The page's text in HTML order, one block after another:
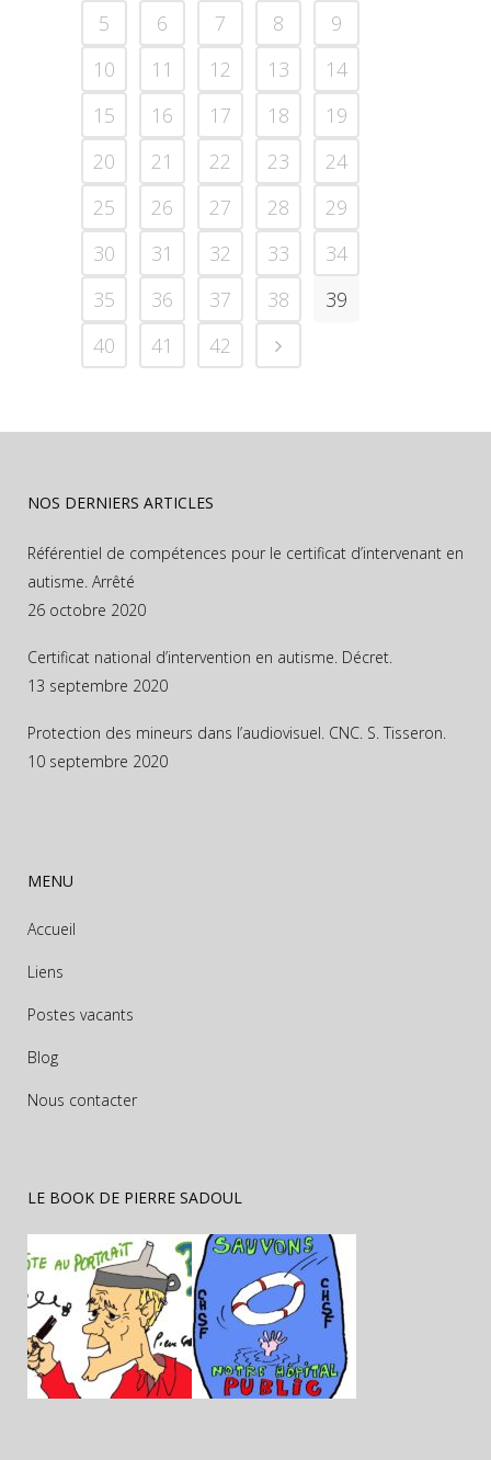
5
6 7 8
9
10
11 12 13
14
15
16 17 18
19
20
21 22 23
24
25
26 27 28
29
30
31 32 33
34
35
36 37 38
39
40
41 42
NOS DERNIERS ARTICLES
Référentiel de compétences pour le certificat d’intervenant en
autisme. Arrêté
26 octobre 2020
Certificat national d’intervention en autisme. Décret.
13 septembre 2020
Protection des mineurs dans l’audiovisuel. CNC. S. Tisseron.
10 septembre 2020
MENU
Accueil
Liens
Postes vacants
Blog
Nous contacter
LE BOOK DE PIERRE SADOUL